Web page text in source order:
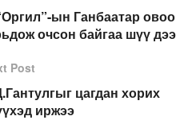
ын Ганбаатар овоо
очсон байгаа шүү дээ
Post
цагдан хорих
иржээ